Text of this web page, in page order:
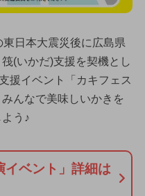
日本大震災後に広島県
(いかだ)支援を契機とし
援イベント「カキフェス
んなで美味しいかきを
う♪
イベント」詳細は